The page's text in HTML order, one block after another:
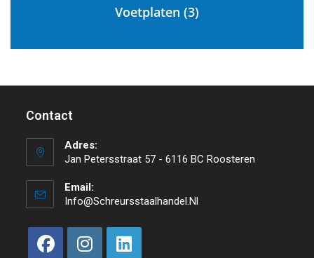
Voetplaten (3)
Contact
Adres:
Jan Petersstraat 57 - 6116 BC Roosteren
Email:
Info@schreursstaalhandel.nl